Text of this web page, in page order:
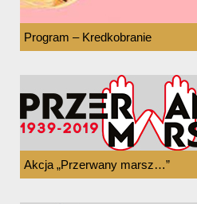
Program – Kredkobranie
Akcja „Przerwany marsz…”